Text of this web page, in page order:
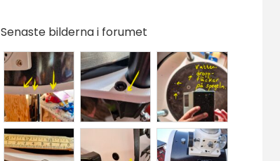
Senaste bilderna i forumet